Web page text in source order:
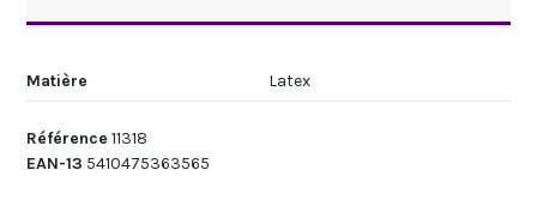
Matière Latex
Référence 11318
EAN-13 5410475363565